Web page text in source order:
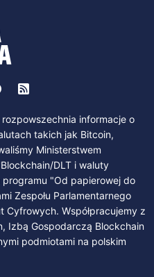
informacje o
takich jak Bitcoin,
Ministerstwem
DLT i waluty
"Od papierowej do
Zespołu Parlamentarnego
Cyfrowych. Współpracujemy z
Izbą Gospodarczą Blockchain
podmiotami na polskim